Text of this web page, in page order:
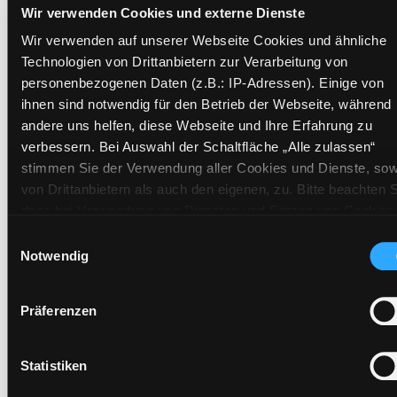
Wir verwenden Cookies und externe Dienste
Wir verwenden auf unserer Webseite Cookies und ähnliche
Technologien von Drittanbietern zur Verarbeitung von
personenbezogenen Daten (z.B.: IP-Adressen). Einige von
ihnen sind notwendig für den Betrieb der Webseite, während
andere uns helfen, diese Webseite und Ihre Erfahrung zu
verbessern. Bei Auswahl der Schaltfläche „Alle zulassen“
stimmen Sie der Verwendung aller Cookies und Dienste,
von Drittanbietern als auch den eigenen, zu. Bitte beachten
(Länder außerhalb des EWR ohne adäquates
Datenschutzniveau) stattfinden kann. In diesem
ausgeschlossen werden. Eine Verarbeitung durch solche
Einwilligung erteilen („Auswahl erlauben“) oder auf die
Schaltfläche „Alle zulassen“ klicken. Unter dem Punkt
Notwendig
Präferenzen
Statistiken
Zweigstelle:Ost - Schillerstraße
Signatur:JD.P MOS
Standort 2: Ausleihe
Status: Entliehen
Vorbestellungen: 0
Mediengruppe:
Kinderbuch
Standort 3:
Signatur: